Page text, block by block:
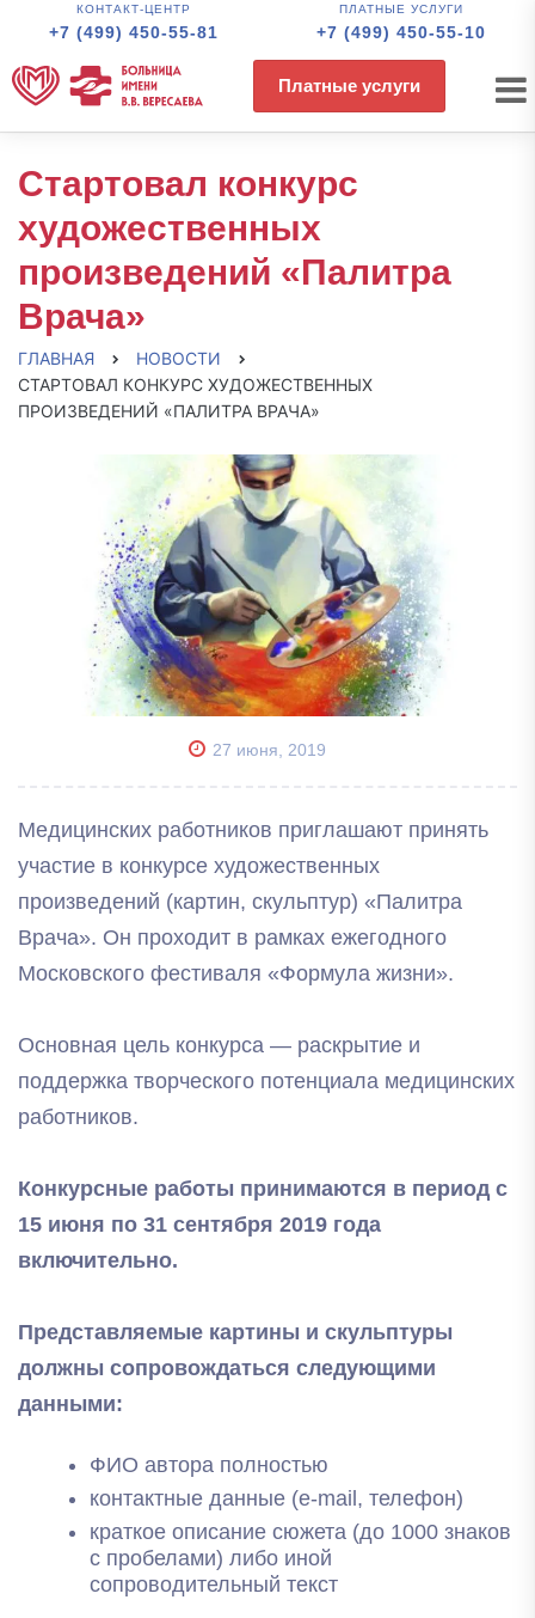
КОНТАКТ-ЦЕНТР
+7 (499) 450-55-81
ПЛАТНЫЕ УСЛУГИ
+7 (499) 450-55-10
Платные услуги
Стартовал конкурс
художественных
произведений «Палитра
Врача»
ГЛАВНАЯ
НОВОСТИ
СТАРТОВАЛ КОНКУРС ХУДОЖЕСТВЕННЫХ
ПРОИЗВЕДЕНИЙ «ПАЛИТРА ВРАЧА»
27 июня, 2019
Медицинских работников приглашают принять
участие в конкурсе художественных
произведений (картин, скульптур) «Палитра
Врача». Он проходит в рамках ежегодного
Московского фестиваля «Формула жизни».
Основная цель конкурса — раскрытие и
поддержка творческого потенциала медицинских
работников.
Конкурсные работы принимаются в период с
15 июня по 31 сентября 2019 года
включительно.
Представляемые картины и скульптуры
должны сопровождаться следующими
данными:
ФИО автора полностью
контактные данные (e-mail, телефон)
краткое описание сюжета (до 1000 знаков
с пробелами) либо иной
сопроводительный текст